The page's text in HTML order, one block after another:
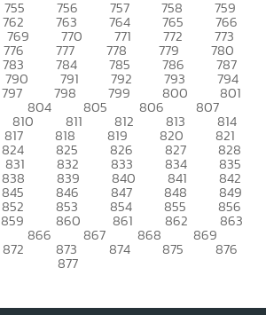
755 756 757 758 759
762 763 764 765 766
769 770 771 772 773
776 777 778 779 780
783 784 785 786 787
790 791 792 793 794
797 798 799 800 801
804 805 806 807
810 811 812 813 814
817 818 819 820 821
824 825 826 827 828
831 832 833 834 835
838 839 840 841 842
845 846 847 848 849
852 853 854 855 856
859 860 861 862 863
866 867 868 869
872 873 874 875 876
877